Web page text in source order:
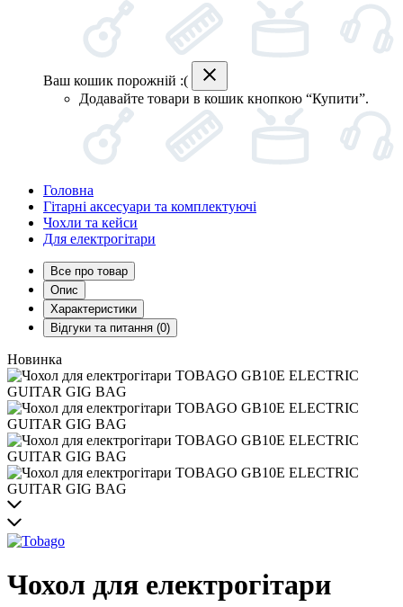
Ваш кошик порожній :(
Додавайте товари в кошик кнопкою “Купити”.
Головна
Гітарні аксесуари та комплектуючі
Чохли та кейси
Для електрогітари
Все про товар
Опис
Характеристики
Відгуки та питання (0)
Новинка
Чохол для електрогітари